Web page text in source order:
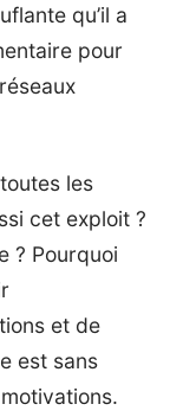
qu’il a
pour
les
cet exploit ?
? Pourquoi
et de
est sans